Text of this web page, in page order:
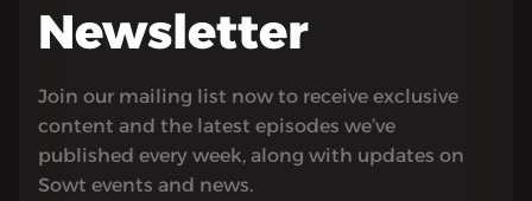
Newsletter
Join our mailing list now to receive exclusive
content and the latest episodes we’ve
published every week, along with updates on
Sowt events and news.